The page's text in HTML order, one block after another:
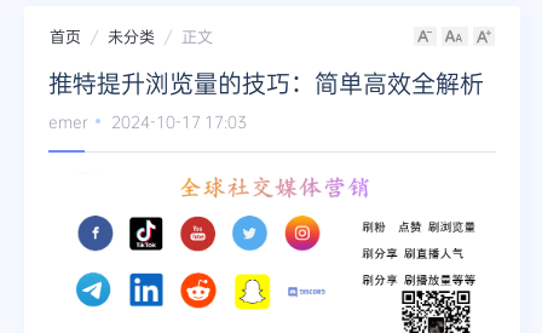
Twitter
Telegram
更多
首页 未分类 正文
推特提升浏览量的技巧：简单高效全解析
emer 2024-10-17 17:03